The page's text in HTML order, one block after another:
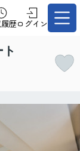
歴ログイン